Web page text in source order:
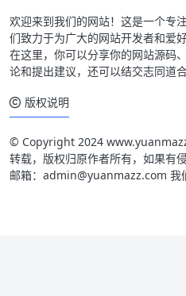
欢迎来到我们的网站！这是一个专
们致力于为广大的网站开发者和爱
在这里，你可以分享你的网站源码
论和提出建议，还可以结交志同道合
版权说明
© Copyright 2024
转载，版权归原作者所有，如果有
邮箱：admin@yuanmazz.com 我